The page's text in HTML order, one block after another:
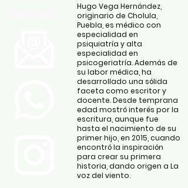
Hugo Vega Hernández,
originario de Cholula,
Puebla, es médico con
especialidad en
psiquiatría y alta
especialidad en
psicogeriatría. Además de
su labor médica, ha
desarrollado una sólida
faceta como escritor y
docente. Desde temprana
edad mostró interés por la
escritura, aunque fue
hasta el nacimiento de su
primer hijo, en 2015, cuando
encontró la inspiración
para crear su primera
historia, dando origen a La
voz del viento.